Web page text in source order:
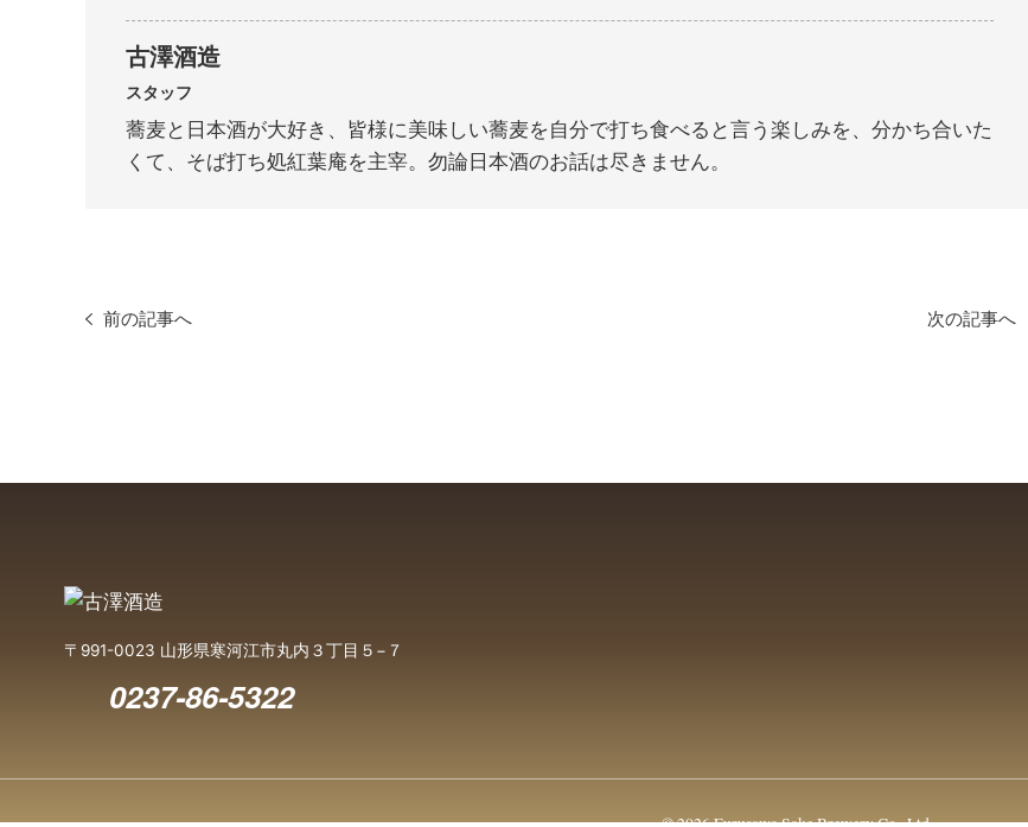
古澤酒造
スタッフ
蕎麦と日本酒が大好き、皆様に美味しい蕎麦を自分で打ち食べると言う楽しみを、分かち合いた
くて、そば打ち処紅葉庵を主宰。勿論日本酒のお話は尽きません。
前の記事へ 次の記事へ
〒991-0023 山形県寒河江市丸内３丁目５−７
0237-86-5322